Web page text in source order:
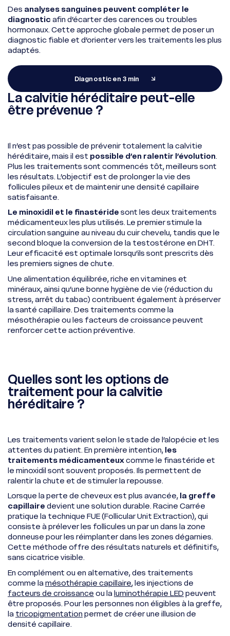
Des analyses sanguines peuvent compléter le
diagnosticafin d’écarter des carences ou troubles
hormonaux. Cette approche globale permet de poser un
diagnostic fiable et d’orienter vers les traitements les plus
adaptés.
Diagnostic en 3 min
La calvitie héréditaire peut-elle
être prévenue ?
Il n’est pas possible de prévenir totalement la calvitie
héréditaire, mais il est possible d’en ralentir l’évolution.
Plus les traitements sont commencés tôt, meilleurs sont
les résultats. L’objectif est de prolonger la vie des
follicules pileux et de maintenir une densité capillaire
satisfaisante.
Le minoxidil et le finastéride sont les deux traitements
médicamenteux les plus utilisés. Le premier stimule la
circulation sanguine au niveau du cuir chevelu, tandis que le
second bloque la conversion de la testostérone en DHT.
Leur efficacité est optimale lorsqu’ils sont prescrits dès
les premiers signes de chute.
Une alimentation équilibrée, riche en vitamines et
minéraux, ainsi qu’une bonne hygiène de vie (réduction du
stress, arrêt du tabac) contribuent également à préserver
la santé capillaire. Des traitements comme la
mésothérapie ou les facteurs de croissance peuvent
renforcer cette action préventive.
Quelles sont les options de
traitement pour la calvitie
héréditaire ?
Les traitements varient selon le stade de l’alopécie et les
attentes du patient. En première intention, les
traitements médicamenteuxcomme le finastéride et
le minoxidil sont souvent proposés. Ils permettent de
ralentir la chute et de stimuler la repousse.
Lorsque la perte de cheveux est plus avancée, la greffe
capillaire devient une solution durable. Racine Carrée
pratique la technique FUE (Follicular Unit Extraction), qui
consiste à prélever les follicules un par un dans la zone
donneuse pour les réimplanter dans les zones dégarnies.
Cette méthode offre des résultats naturels et définitifs,
sans cicatrice visible.
En complément ou en alternative, des traitements
comme la mésothérapie capillaire, les injections de
facteurs de croissance ou la luminothérapie LED peuvent
être proposés. Pour les personnes non éligibles à la greffe,
la tricopigmentation permet de créer une illusion de
densité capillaire.